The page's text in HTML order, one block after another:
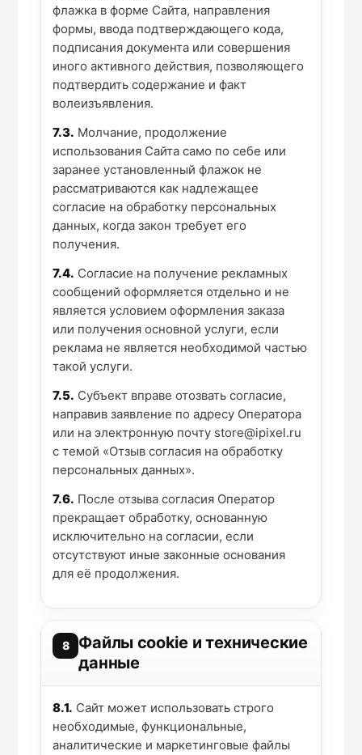
флажка в форме Сайта, направления
формы, ввода подтверждающего кода,
подписания документа или совершения
иного активного действия, позволяющего
подтвердить содержание и факт
волеизъявления.
7.3. Молчание, продолжение
использования Сайта само по себе или
заранее установленный флажок не
рассматриваются как надлежащее
согласие на обработку персональных
данных, когда закон требует его
получения.
7.4. Согласие на получение рекламных
сообщений оформляется отдельно и не
является условием оформления заказа
или получения основной услуги, если
реклама не является необходимой частью
такой услуги.
7.5. Субъект вправе отозвать согласие,
направив заявление по адресу Оператора
или на электронную почту store@ipixel.ru
с темой «Отзыв согласия на обработку
персональных данных».
7.6. После отзыва согласия Оператор
прекращает обработку, основанную
исключительно на согласии, если
отсутствуют иные законные основания
для её продолжения.
8
Файлы cookie и технические
данные
8.1. Сайт может использовать строго
необходимые, функциональные,
аналитические и маркетинговые файлы